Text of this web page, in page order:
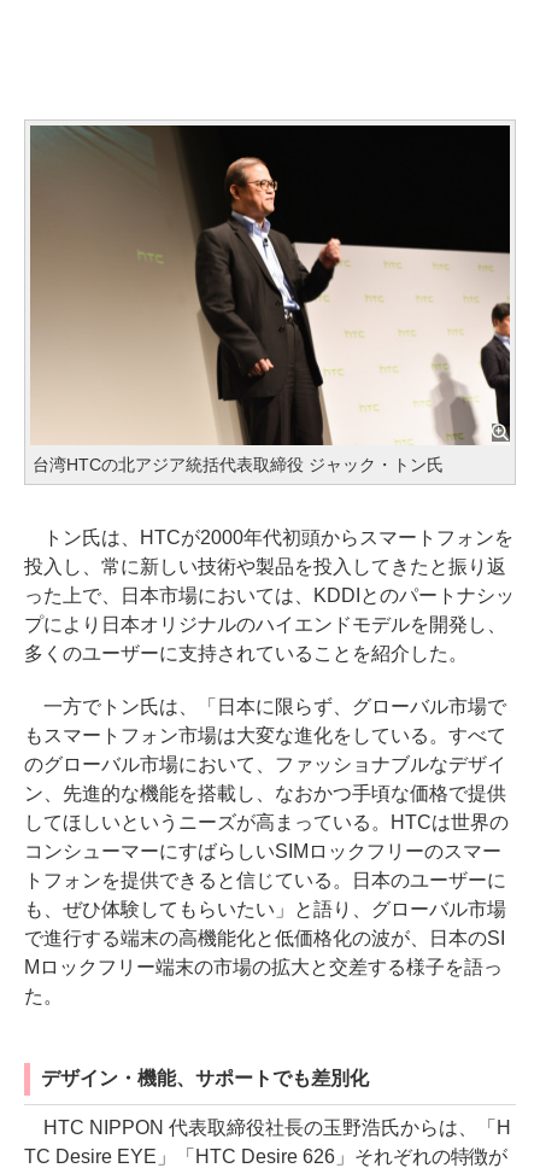
台湾HTCの北アジア統括代表取締役 ジャック・トン氏
トン氏は、HTCが2000年代初頭からスマートフォンを
投入し、常に新しい技術や製品を投入してきたと振り返
った上で、日本市場においては、KDDIとのパートナシッ
プにより日本オリジナルのハイエンドモデルを開発し、
多くのユーザーに支持されていることを紹介した。
一方でトン氏は、「日本に限らず、グローバル市場で
もスマートフォン市場は大変な進化をしている。すべて
のグローバル市場において、ファッショナブルなデザイ
ン、先進的な機能を搭載し、なおかつ手頃な価格で提供
してほしいというニーズが高まっている。HTCは世界の
コンシューマーにすばらしいSIMロックフリーのスマー
トフォンを提供できると信じている。日本のユーザーに
も、ぜひ体験してもらいたい」と語り、グローバル市場
で進行する端末の高機能化と低価格化の波が、日本のSI
Mロックフリー端末の市場の拡大と交差する様子を語っ
た。
デザイン・機能、サポートでも差別化
HTC NIPPON 代表取締役社長の玉野浩氏からは、「H
TC Desire EYE」「HTC Desire 626」それぞれの特徴が